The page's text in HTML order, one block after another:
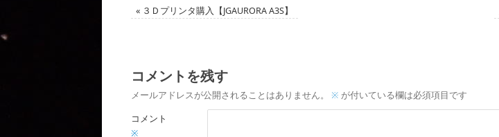
« ３Ｄプリンタ購入【JGAURORA A3S】
コメントを残す
メールアドレスが公開されることはありません。 ※ が付いている欄は必須項目です
コメント
※